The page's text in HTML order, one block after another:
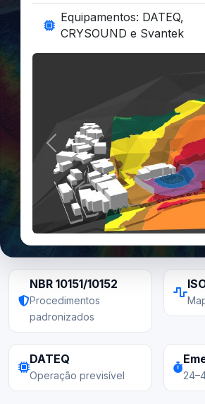
Equipamentos: DATEQ,
CRYSOUND e Svantek
Anterior
NBR 10151/10152
Procedimentos
padronizados
DATEQ
Operação previsível